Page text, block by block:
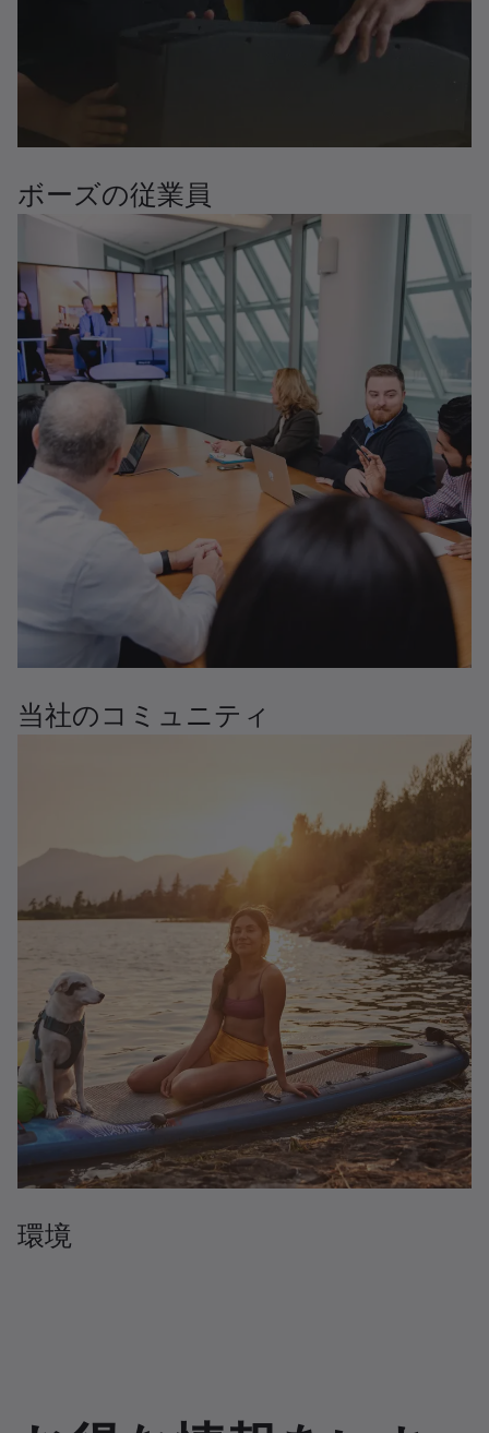
ボーズの従業員
当社のコミュニティ
環境